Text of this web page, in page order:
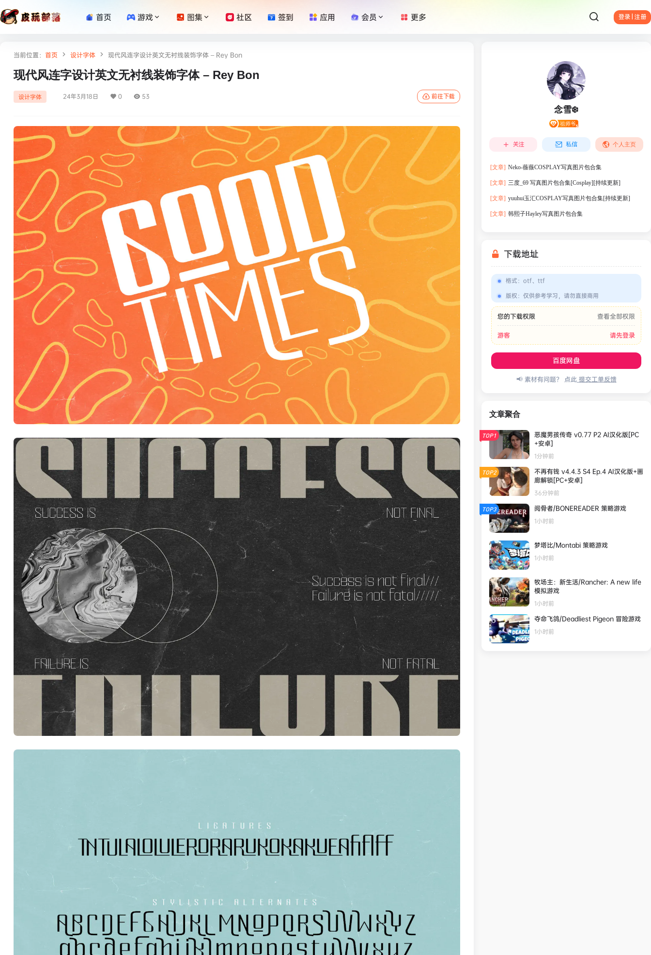
登录 | 注册
首页 游戏 图集 社区 签到 应用 会员 更多
当前位置： 首页 设计字体 现代风连字设计英文无衬线装饰字体 – Rey Bon
现代风连字设计英文无衬线装饰字体 – Rey Bon
设计字体 24年3月18日 0 53 前往下载
念雪❄️
关注 私信 个人主页
[文章] Neko-薇薇COSPLAY写真图片包合集
[文章] 三度_69 写真图片包合集[Cosplay][持续更新]
[文章] yuuhui玉汇COSPLAY写真图片包合集[持续更新]
[文章] 韩熙子Hayley写真图片包合集
下载地址
格式： otf、ttf
版权： 仅供参考学习，请勿直接商用
您的下载权限 查看全部权限
游客 请先登录
百度网盘
📢 素材有问题？ 点此提交工单反馈
文章聚合
TOP1
恶魔男孩传奇 v0.77 P2 AI汉化版[PC
+安卓]
1分钟前
TOP2
不再有钱 v4.4.3 S4 Ep.4 AI汉化版+画
廊解锁[PC+安卓]
36分钟前
TOP3 阅骨者/BONEREADER 策略游戏
1小时前
梦塔比/Montabi 策略游戏
1小时前
牧场主：新生活/Rancher: A new life
模拟游戏
1小时前
夺命飞鸽/Deadliest Pigeon 冒险游戏
1小时前